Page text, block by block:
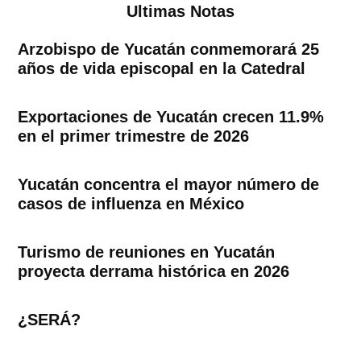
Ultimas Notas
Arzobispo de Yucatán conmemorará 25
años de vida episcopal en la Catedral
Exportaciones de Yucatán crecen 11.9%
en el primer trimestre de 2026
Yucatán concentra el mayor número de
casos de influenza en México
Turismo de reuniones en Yucatán
proyecta derrama histórica en 2026
¿SERÁ?